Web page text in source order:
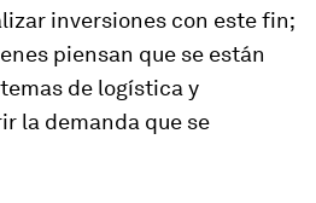
inversiones con este fin;
piensan que se están
de logística y
la demanda que se